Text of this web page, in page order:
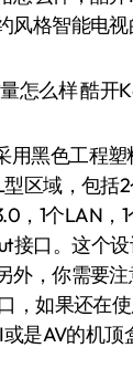
格智能电视
用黑色工程
区域，包括2
，1个LAN
接口。这个
外，你需要
，如果还在
是AV的机顶